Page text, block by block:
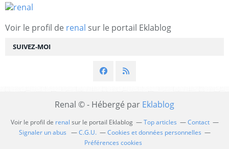
SUIVEZ-MOI
Voir le profil de renal sur le portail Eklablog
Renal © - Hébergé par Eklablog
Voir le profil de renal sur le portail Eklablog Top articles
Contact
Signaler un abus
C.G.U.
Cookies et données personnelles
Préférences cookies